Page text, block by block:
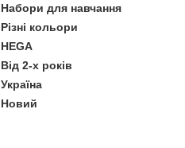
Набори для навчання
Різні кольори
HEGA
Від 2-х років
Україна
Новий